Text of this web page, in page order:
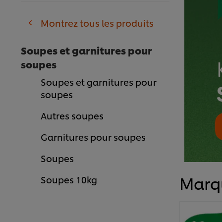
Montrez tous les produits
Soupes et garnitures pour
soupes
Soupes et garnitures pour
soupes
Autres soupes
Garnitures pour soupes
Soupes
Soupes 10kg